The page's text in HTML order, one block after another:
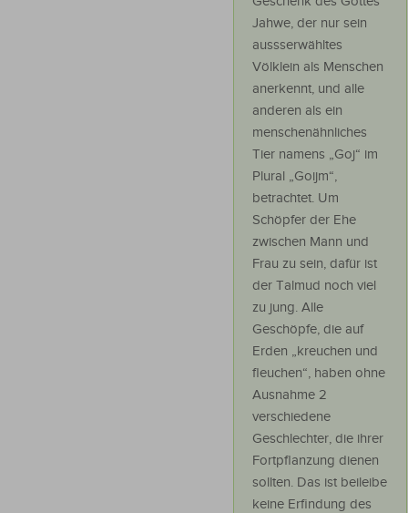
Jahwe, der nur sein
aussserwähltes
Völklein als Menschen
anerkennt, und alle
anderen als ein
menschenähnliches
Tier namens „Goj“ im
Plural „Goijm“,
betrachtet. Um
Schöpfer der Ehe
zwischen Mann und
Frau zu sein, dafür ist
der Talmud noch viel
zu jung. Alle
Geschöpfe, die auf
Erden „kreuchen und
fleuchen“, haben ohne
Ausnahme 2
verschiedene
Geschlechter, die ihrer
Fortpflanzung dienen
sollten. Das ist beileibe
keine Erfindung des